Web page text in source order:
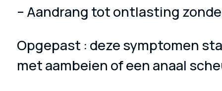
– Aandrang tot ontlasting
Opgepast : deze symptomen
met aambeien of een anaal